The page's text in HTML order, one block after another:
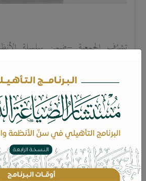
تشرُف الجمعية -ضمن سلسلة
نظام نزع ملكية العقارات للمنفعة
على العقار ولوائحه التنفيذية،
للجميع من خلال الاستفادة منها وما
كالارتباطات -في النسخة الإلكترونية-
الضغط عليها والانتقال بينها بكل